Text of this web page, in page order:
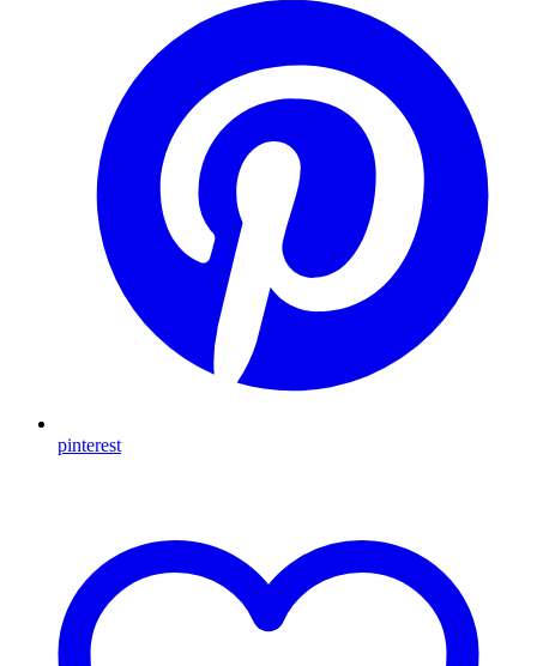
pinterest